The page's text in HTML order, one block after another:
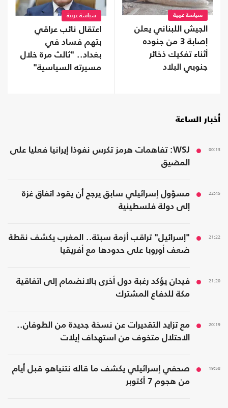
سياسة عربية
الجيش اللبناني يعلن
إصابة 3 من جنوده
أثناء تفكيك ذخائر
جنوبي البلاد
سياسة عربية
اعتقال نائب عراقي
بتهم فساد في
بغداد.. "ثالث مرة خلال
مسيرته السياسية"
أخبار الساعة
00:13
WSJ: تفاهمات هرمز تكرس نفوذا إيرانيا فعليا على
المضيق
22:45
مسؤول إسرائيلي سابق يرجح أن يقود اتفاق غزة
إلى دولة فلسطينية
21:22
"إسرائيل" تراقب أزمة سبتة.. المغرب يكشف نقطة
ضعف أوروبا على حدودها مع أفريقيا
21:20
فيدان يؤكد رغبة دول أخرى بالانضمام إلى اتفاقية
مكة للدفاع المشترك
20:19
مع تزايد التقديرات عن نسخة جديدة من الطوفان..
الاحتلال متخوف من استهداف إيلات
19:58
صحفي إسرائيلي يكشف ما قاله نتنياهو قبل أيام
من هجوم 7 أكتوبر